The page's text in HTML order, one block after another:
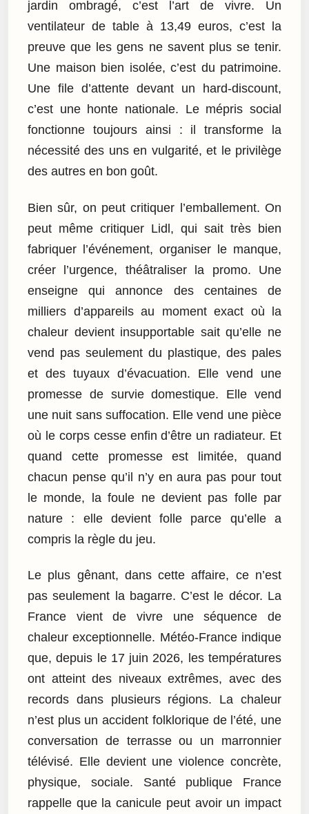
jardin ombragé, c’est l’art de vivre. Un
ventilateur de table à 13,49 euros, c’est la
preuve que les gens ne savent plus se tenir.
Une maison bien isolée, c’est du patrimoine.
Une file d’attente devant un hard-discount,
c’est une honte nationale. Le mépris social
fonctionne toujours ainsi : il transforme la
nécessité des uns en vulgarité, et le privilège
des autres en bon goût.
Bien sûr, on peut critiquer l’emballement. On
peut même critiquer Lidl, qui sait très bien
fabriquer l’événement, organiser le manque,
créer l’urgence, théâtraliser la promo. Une
enseigne qui annonce des centaines de
milliers d’appareils au moment exact où la
chaleur devient insupportable sait qu’elle ne
vend pas seulement du plastique, des pales
et des tuyaux d’évacuation. Elle vend une
promesse de survie domestique. Elle vend
une nuit sans suffocation. Elle vend une pièce
où le corps cesse enfin d’être un radiateur. Et
quand cette promesse est limitée, quand
chacun pense qu’il n’y en aura pas pour tout
le monde, la foule ne devient pas folle par
nature : elle devient folle parce qu’elle a
compris la règle du jeu.
Le plus gênant, dans cette affaire, ce n’est
pas seulement la bagarre. C’est le décor. La
France vient de vivre une séquence de
chaleur exceptionnelle. Météo-France indique
que, depuis le 17 juin 2026, les températures
ont atteint des niveaux extrêmes, avec des
records dans plusieurs régions. La chaleur
n’est plus un accident folklorique de l’été, une
conversation de terrasse ou un marronnier
télévisé. Elle devient une violence concrète,
physique, sociale. Santé publique France
rappelle que la canicule peut avoir un impact